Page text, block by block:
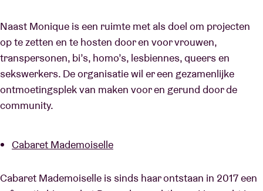
Naast Monique is een ruimte met als doel om projecten
op te zetten en te hosten door en voor vrouwen,
transpersonen, bi’s, homo’s, lesbiennes, queers en
sekswerkers. De organisatie wil er een gezamenlijke
ontmoetingsplek van maken voor en gerund door de
community.
Cabaret Mademoiselle
Cabaret Mademoiselle is sinds haar ontstaan in 2017 een